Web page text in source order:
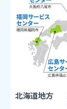
北海道地方